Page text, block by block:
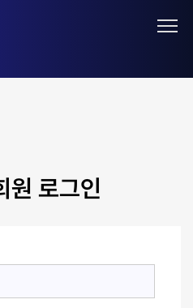
원 로그인